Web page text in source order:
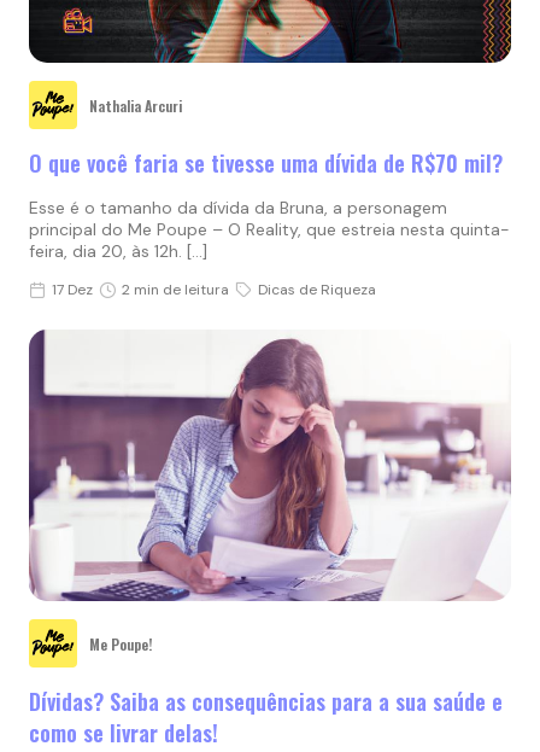
Nathalia Arcuri
O que você faria se tivesse uma dívida de R$70 mil?
Esse é o tamanho da dívida da Bruna, a personagem
principal do Me Poupe – O Reality, que estreia nesta quinta-
feira, dia 20, às 12h. […]
17 Dez 2 min de leitura Dicas de Riqueza
Me Poupe!
Dívidas? Saiba as consequências para a sua saúde e
como se livrar delas!